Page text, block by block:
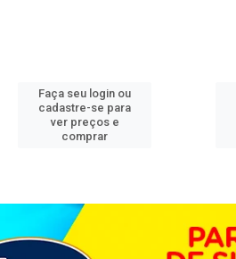
Faça seu login ou
cadastre-se para
ver preços e
comprar